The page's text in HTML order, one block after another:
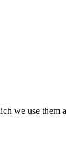
we use